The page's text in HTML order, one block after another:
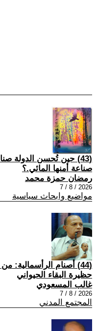
(43) حين تُحسن الدولة
صناعة أمنها المائي.؟
رمضان حمزة محمد
2026 / 8 / 7
مواضيع وابحاث سياسية
(44) أصنام الرأسمالية:
حظيرة البقاء الحيواني
غالب المسعودي
2026 / 8 / 7
المجتمع المدني